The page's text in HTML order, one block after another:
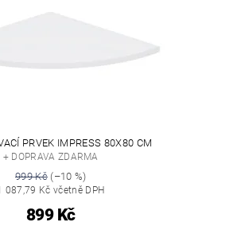
PRVEK IMPRESS 80X80 CM
+ DOPRAVA ZDARMA
999 Kč(–10 %)
087,79 Kč včetně DPH
899 Kč